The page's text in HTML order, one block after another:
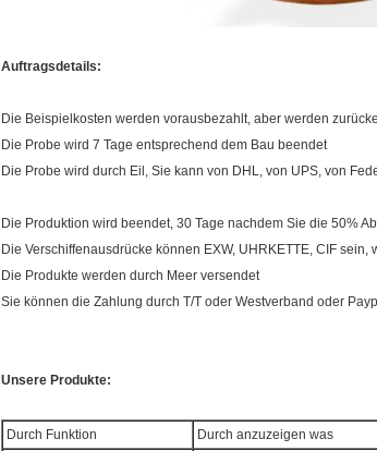
Auftragsdetails:
Die Beispielkosten werden vorausbezahlt, aber werden
Die Probe wird 7 Tage entsprechend dem Bau beendet
Die Probe wird durch Eil, Sie kann von DHL, von UPS, von
Die Produktion wird beendet, 30 Tage nachdem Sie die 50%
Die Verschiffenausdrücke können EXW, UHRKETTE, CIF
Die Produkte werden durch Meer versendet
Sie können die Zahlung durch T/T oder Westverband oder
Unsere Produkte:
Durch Funktion Durch anzuzeigen was